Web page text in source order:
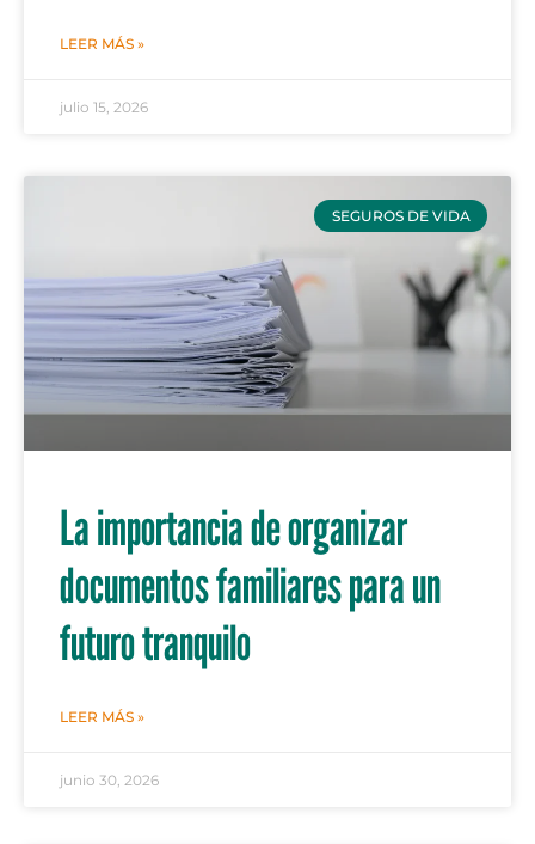
LEER MÁS »
julio 15, 2026
SEGUROS DE VIDA
La importancia de organizar
documentos familiares para un
futuro tranquilo
LEER MÁS »
junio 30, 2026